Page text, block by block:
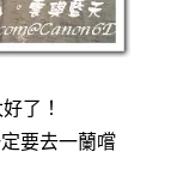
了！
要去一蘭嚐